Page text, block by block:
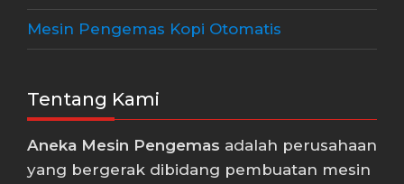
Mesin Pengemas Kopi Otomatis
Tentang Kami
Aneka Mesin Pengemas adalah perusahaan
yang bergerak dibidang pembuatan mesin